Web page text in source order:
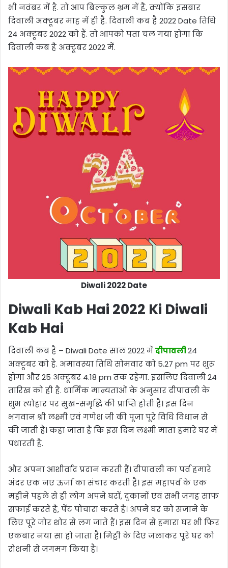
भी नवंबर में है. तो आप बिल्कुल भ्रम में हैं, क्योंकि इसबार
दिवाली अक्टूबर माह में ही है. दिवाली कब है 2022 Date तिथि
24 अक्टूबर 2022 को हैं. तो आपको पता चल गया होगा कि
दिवाली कब है अक्टूबर 2022 में.
Diwali 2022 Date
Diwali Kab Hai 2022 Ki Diwali
Kab Hai
दिवाली कब है – Diwali Date साल 2022 मेंदीपावली24
अक्टूबर को है. अमावस्या तिथि सोमवार को 5.27 pm पर शुरू
होगा और 25 अक्टूबर 4.18 pm तक रहेगा. इसलिए दिवाली 24
तारिख को ही है. धार्मिक मान्यताओं के अनुसार दीपावली के
शुभ त्योहार पर सुख-समृद्धि की प्राप्ति होती है। इस दिन
भगवान श्री लक्ष्मी एवं गणेश जी की पूजा पूरे विधि विधान से
की जाती है। कहा जाता है कि इस दिन लक्ष्मी माता हमारे घर में
पधारती हैं.
और अपना आशीर्वाद प्रदान करती हैं। दीपावली का पर्व हमारे
अंदर एक नए ऊर्जा का संचार करती है। इस महापर्व के एक
महीने पहले से ही लोग अपने घरों, दुकानों एवं सभी जगह साफ
सफाई करते हैं, पेंट पोचारा करते है। अपने घर को सजाने के
लिए पूरे जोर शोर से लग जाते हैं। इस दिन से हमारा घर भी फिर
एकबार नया सा हो जाता है। मिट्टी के दिए जलाकर पूरे घर को
रोशनी से जगमग किया है।